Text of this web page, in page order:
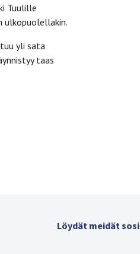
Tuulille
ulkopuolellakin.
yli sata
taas
Löydät meidät